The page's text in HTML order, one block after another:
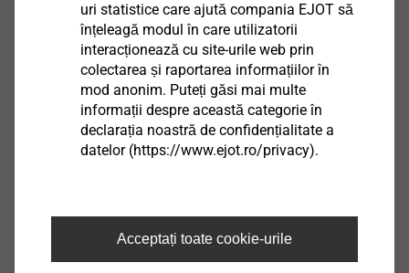
JT9-6-5,5x22 E16
3502111491
Specificații
uri statistice care ajută compania EJOT să
înțeleagă modul în care utilizatorii
interacționează cu site-urile web prin
colectarea și raportarea informațiilor în
mod anonim. Puteți găsi mai multe
informații despre această categorie în
declarația noastră de confidențialitate a
datelor (https://www.ejot.ro/privacy).
Acceptați toate cookie-urile